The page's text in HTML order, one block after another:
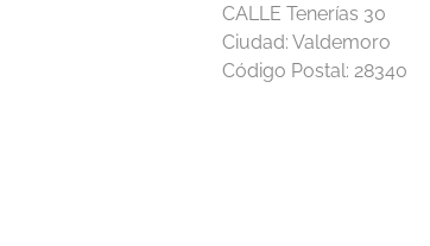
CALLE Tenerías 30
Ciudad: Valdemoro
Código Postal: 28340